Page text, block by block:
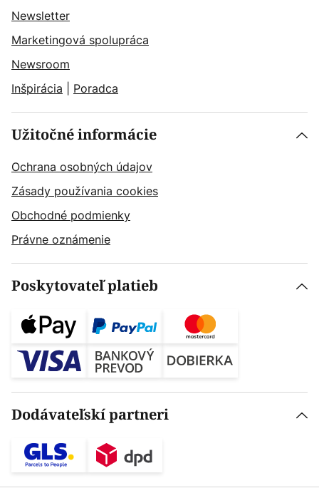
Newsletter
Marketingová spolupráca
Newsroom
Inšpirácia
Poradca
Užitočné informácie
Ochrana osobných údajov
Zásady používania cookies
Obchodné podmienky
Právne oznámenie
Poskytovateľ platieb
Dodávateľskí partneri